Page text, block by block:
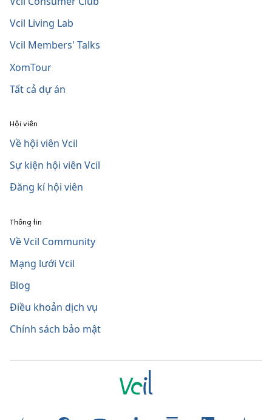
Vcil Living Lab
Vcil Members' Talks
XomTour
Tất cả dự án
Hội viên
Về hội viên Vcil
Sự kiện hội viên Vcil
Đăng kí hội viên
Thông tin
Về Vcil Community
Mạng lưới Vcil
Blog
Điều khoản dịch vụ
Chính sách bảo mật